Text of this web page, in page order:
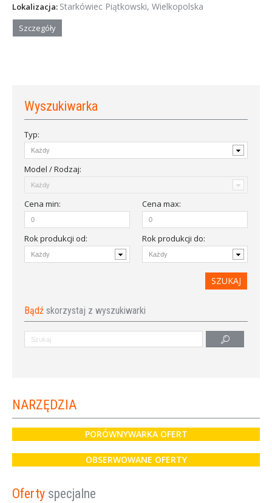
Lokalizacja: Starkówiec Piątkowski, Wielkopolska
Szczegóły
Wyszukiwarka
Typ:
Model / Rodzaj:
Cena min: Cena max:
Rok produkcji od: Rok produkcji do:
Bądź skorzystaj z wyszukiwarki
NARZĘDZIA
PORÓWNYWARKA OFERT
OBSERWOWANE OFERTY
Oferty specjalne